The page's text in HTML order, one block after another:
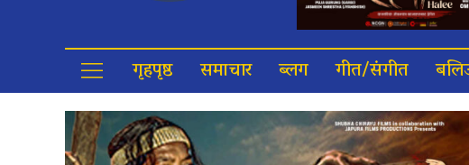
गृहपृष्ठ समाचार ब्लग गीत/संगीत